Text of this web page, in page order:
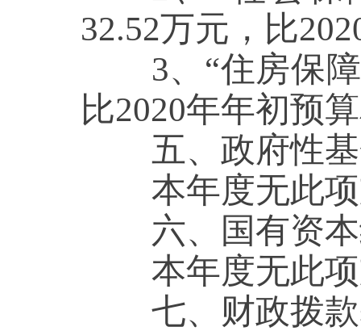
32.52万元，比20
3、 “住房保
比2020年年初预
五、政府性基
本年度无此项
六、国有资本
本年度无此项
七、财政拨款